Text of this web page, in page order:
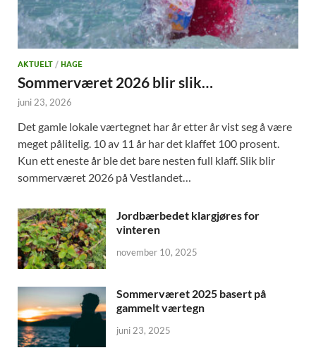
AKTUELT / HAGE
Sommerværet 2026 blir slik…
juni 23, 2026
Det gamle lokale værtegnet har år etter år vist seg å være
meget pålitelig. 10 av 11 år har det klaffet 100 prosent.
Kun ett eneste år ble det bare nesten full klaff. Slik blir
sommerværet 2026 på Vestlandet…
Jordbærbedet klargjøres for
vinteren
november 10, 2025
Sommerværet 2025 basert på
gammelt værtegn
juni 23, 2025